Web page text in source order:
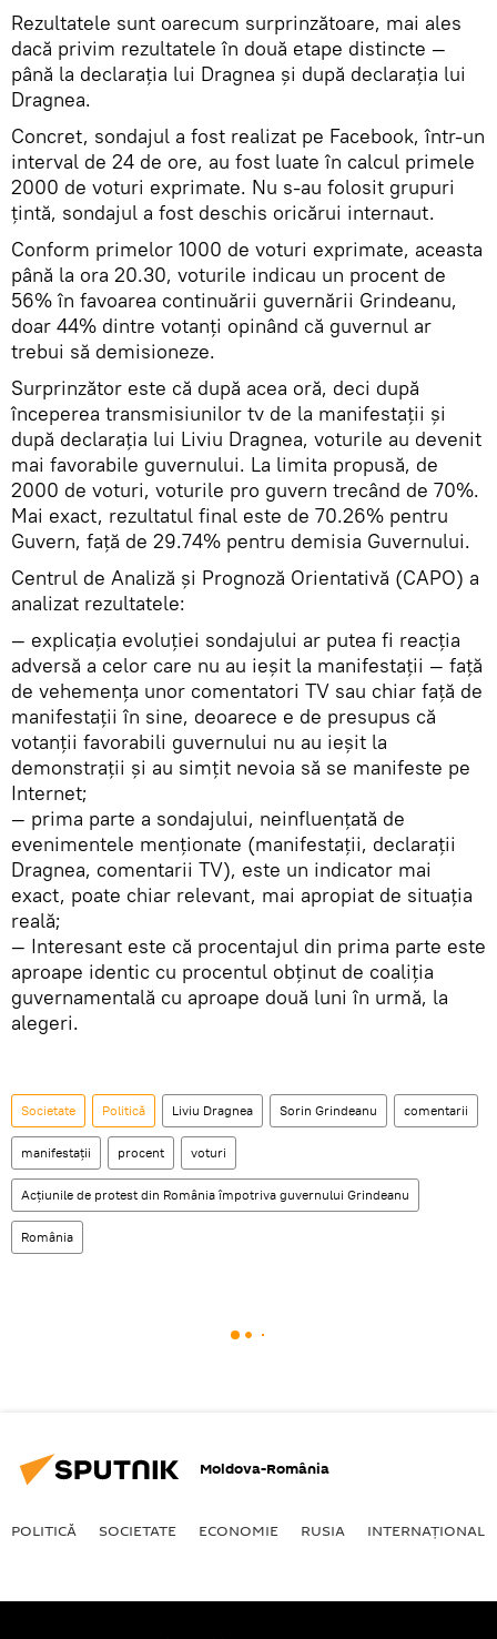
Rezultatele sunt oarecum surprinzătoare, mai ales
dacă privim rezultatele în două etape distincte —
până la declarația lui Dragnea și după declarația lui
Dragnea.
Concret, sondajul a fost realizat pe Facebook, într-un
interval de 24 de ore, au fost luate în calcul primele
2000 de voturi exprimate. Nu s-au folosit grupuri
țintă, sondajul a fost deschis oricărui internaut.
Conform primelor 1000 de voturi exprimate, aceasta
până la ora 20.30, voturile indicau un procent de
56% în favoarea continuării guvernării Grindeanu,
doar 44% dintre votanți opinând că guvernul ar
trebui să demisioneze.
Surprinzător este că după acea oră, deci după
începerea transmisiunilor tv de la manifestații și
după declarația lui Liviu Dragnea, voturile au devenit
mai favorabile guvernului. La limita propusă, de
2000 de voturi, voturile pro guvern trecând de 70%.
Mai exact, rezultatul final este de 70.26% pentru
Guvern, față de 29.74% pentru demisia Guvernului.
Centrul de Analiză și Prognoză Orientativă (CAPO) a
analizat rezultatele:
— explicația evoluției sondajului ar putea fi reacția
adversă a celor care nu au ieșit la manifestații — față
de vehemența unor comentatori TV sau chiar față de
manifestații în sine, deoarece e de presupus că
votanții favorabili guvernului nu au ieșit la
demonstrații și au simțit nevoia să se manifeste pe
Internet;
— prima parte a sondajului, neinfluențată de
evenimentele menționate (manifestații, declarații
Dragnea, comentarii TV), este un indicator mai
exact, poate chiar relevant, mai apropiat de situația
reală;
— Interesant este că procentajul din prima parte este
aproape identic cu procentul obținut de coaliția
guvernamentală cu aproape două luni în urmă, la
alegeri.
Societate Politică Liviu Dragnea Sorin Grindeanu comentarii
manifestații procent voturi
Acțiunile de protest din România împotriva guvernului Grindeanu
România
Moldova-România
POLITICĂ SOCIETATE ECONOMIE RUSIA INTERNAŢIONAL